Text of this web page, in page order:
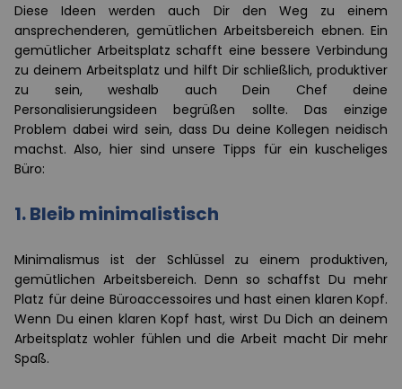
Diese Ideen werden auch Dir den Weg zu einem
ansprechenderen, gemütlichen Arbeitsbereich ebnen. Ein
gemütlicher Arbeitsplatz schafft eine bessere Verbindung
zu deinem Arbeitsplatz und hilft Dir schließlich, produktiver
zu sein, weshalb auch Dein Chef deine
Personalisierungsideen begrüßen sollte. Das einzige
Problem dabei wird sein, dass Du deine Kollegen neidisch
machst. Also, hier sind unsere Tipps für ein kuscheliges
Büro:
1. Bleib minimalistisch
Minimalismus ist der Schlüssel zu einem produktiven,
gemütlichen Arbeitsbereich. Denn so schaffst Du mehr
Platz für deine Büroaccessoires und hast einen klaren Kopf.
Wenn Du einen klaren Kopf hast, wirst Du Dich an deinem
Arbeitsplatz wohler fühlen und die Arbeit macht Dir mehr
Spaß.